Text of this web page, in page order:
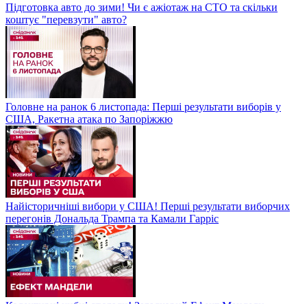
Підготовка авто до зими! Чи є ажіотаж на СТО та скільки
коштує "перевзути" авто?
Головне на ранок 6 листопада: Перші результати виборів у
США, Ракетна атака по Запоріжжю
Найісторичніші вибори у США! Перші результати виборчих
перегонів Дональда Трампа та Камали Гарріс